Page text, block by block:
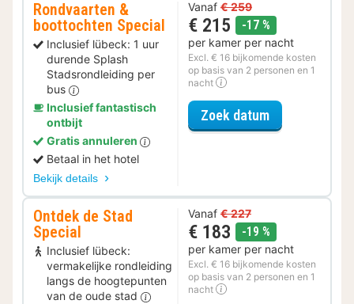
Rondvaarten &
boottochten Special
Inclusief lübeck: 1 uur
durende Splash
Stadsrondleiding per
bus
Inclusief fantastisch
ontbijt
Gratis annuleren
Betaal in het hotel
Bekijk details
Vanaf € 259
€ 215 -17 %
per kamer per nacht
Excl. € 16 bijkomende kosten
op basis van 2 personen en 1
nacht
Zoek datumvoor
Ontdek de Stad
Special
Inclusief lübeck:
vermakelijke rondleiding
langs de hoogtepunten
van de oude stad
Vanaf € 227
€ 183 -19 %
per kamer per nacht
Excl. € 16 bijkomende kosten
op basis van 2 personen en 1
nacht